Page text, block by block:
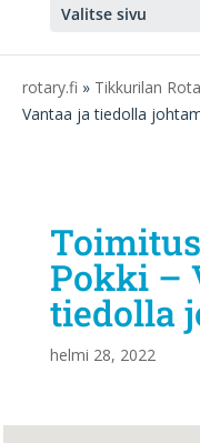
Valitse sivu
rotary.fi » Tikkurilan
Vantaa ja tiedolla
Pokki –
tiedolla
helmi 28, 2022